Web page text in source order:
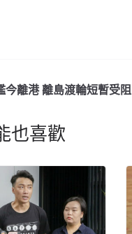
今離港 離島渡輪短暫受阻
也喜歡